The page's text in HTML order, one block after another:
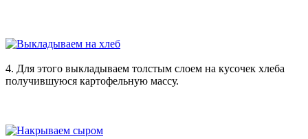
4. Для этого выкладываем толстым слоем на кусочек хлеба
получившуюся картофельную массу.